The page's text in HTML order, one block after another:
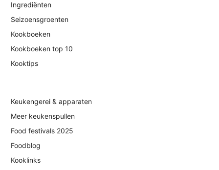
Ingrediënten
Seizoensgroenten
Kookboeken
Kookboeken top 10
Kooktips
Keukengerei & apparaten
Meer keukenspullen
Food festivals 2025
Foodblog
Kooklinks